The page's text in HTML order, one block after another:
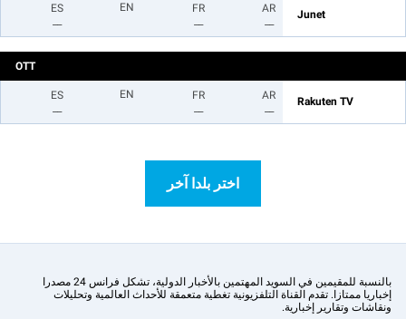
Junet
AR
FR
EN
ES
OTT
Rakuten TV
AR
FR
EN
ES
اختر بلدا آخر
بالنسبة للمقيمين في السويد المهتمين بالأخبار الدولية، تشكل فرانس 24 مصدرا
إخباريا ممتازا. تقدم القناة التلفزيونية تغطية متعمقة للأحداث العالمية وتحليلات
ونقاشات وتقارير إخبارية.